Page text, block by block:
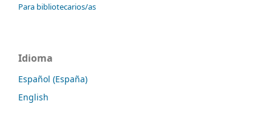
Para bibliotecarios/as
Idioma
Español (España)
English